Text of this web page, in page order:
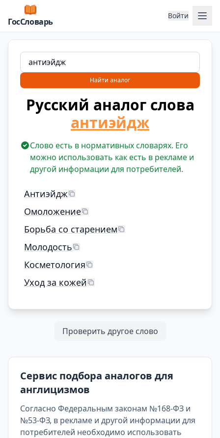
ГосСловарь
Войти
Найти аналог
Русский аналог слова
антиэйдж
Слово есть в нормативных словарях. Его
можно использовать как есть в рекламе и
другой информации для потребителей.
Антиэйдж
Омоложение
Борьба со старением
Молодость
Косметология
Уход за кожей
Проверить другое слово
Сервис подбора аналогов для
англицизмов
Согласно Федеральным законам №168-ФЗ и
№53-ФЗ, в рекламе и другой информации для
потребителей необходимо использовать